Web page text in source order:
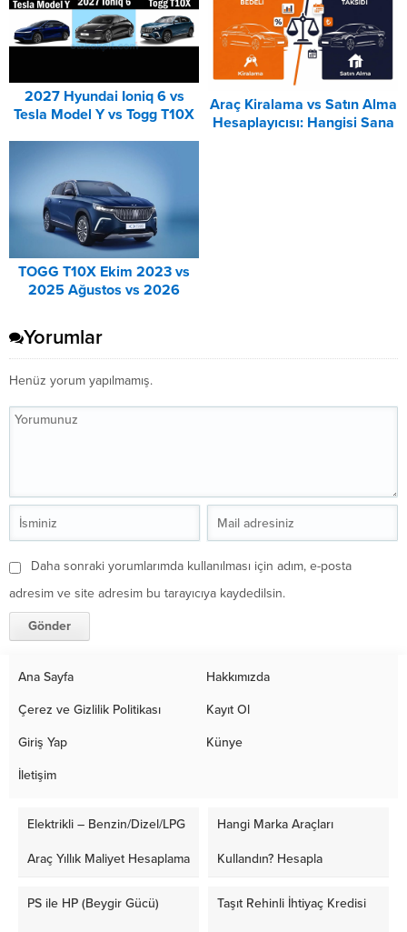
2027 Hyundai Ioniq 6 vs
Tesla Model Y vs Togg T10X
Araç Kiralama vs Satın Alma
Hesaplayıcısı: Hangisi Sana
TOGG T10X Ekim 2023 vs
2025 Ağustos vs 2026
Karşılaştırma
Yorumlar
Henüz yorum yapılmamış.
Daha sonraki yorumlarımda kullanılması için adım, e-posta
adresim ve site adresim bu tarayıcıya kaydedilsin.
Ana Sayfa Hakkımızda
Çerez ve Gizlilik Politikası Kayıt Ol
Giriş Yap Künye
İletişim
Elektrikli – Benzin/Dizel/LPG
Araç Yıllık Maliyet Hesaplama
Hangi Marka Araçları
Kullandın? Hesapla
PS ile HP (Beygir Gücü) Taşıt Rehinli İhtiyaç Kredisi